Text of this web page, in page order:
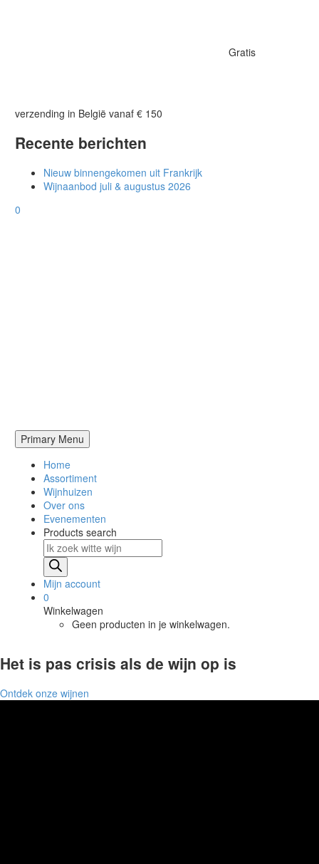
Gratis
verzending in België vanaf € 150
Recente berichten
Nieuw binnengekomen uit Frankrijk
Wijnaanbod juli & augustus 2026
0
Primary Menu
Home
Assortiment
Wijnhuizen
Over ons
Evenementen
Products search
Mijn account
0
Winkelwagen
Geen producten in je winkelwagen.
Het is pas crisis als de wijn op is
Ontdek onze wijnen